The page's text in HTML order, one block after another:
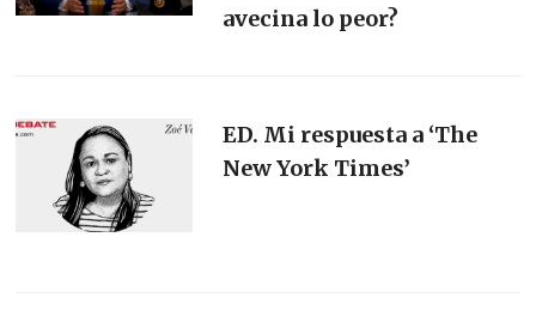
avecina lo peor?
ED. Mi respuesta a ‘The
New York Times’